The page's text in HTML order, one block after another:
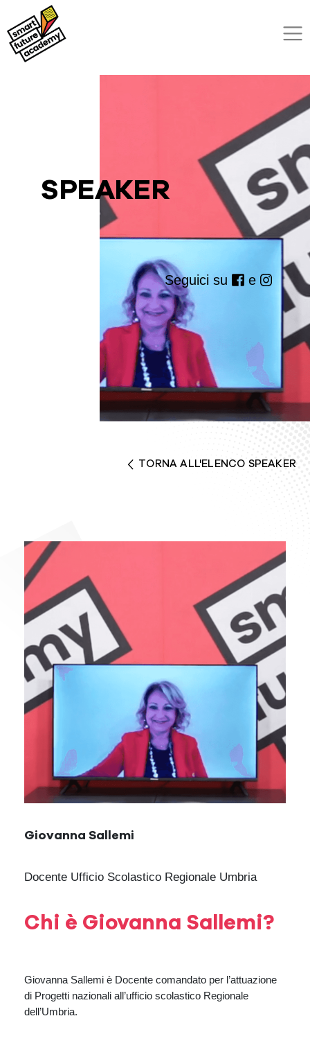
SPEAKER
Seguici su e
TORNA ALL'ELENCO SPEAKER
Giovanna Sallemi
Docente Ufficio Scolastico Regionale Umbria
Chi è Giovanna Sallemi?
Giovanna Sallemi è Docente comandato per l’attuazione
di Progetti nazionali all’ufficio scolastico Regionale
dell’Umbria.